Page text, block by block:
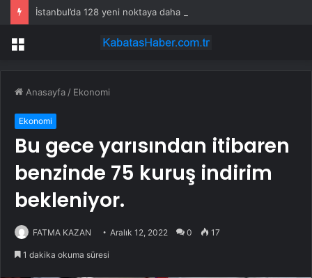
İstanbul’da 128 yeni noktaya daha EDS geliyor
Menü
Anasayfa / Ekonomi
Ekonomi
Bu gece yarısından itibaren
benzinde 75 kuruş indirim
bekleniyor.
FATMA KAZAN Aralık 12, 2022 0 17
1 dakika okuma süresi